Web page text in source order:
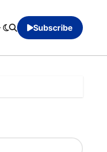
Subscribe